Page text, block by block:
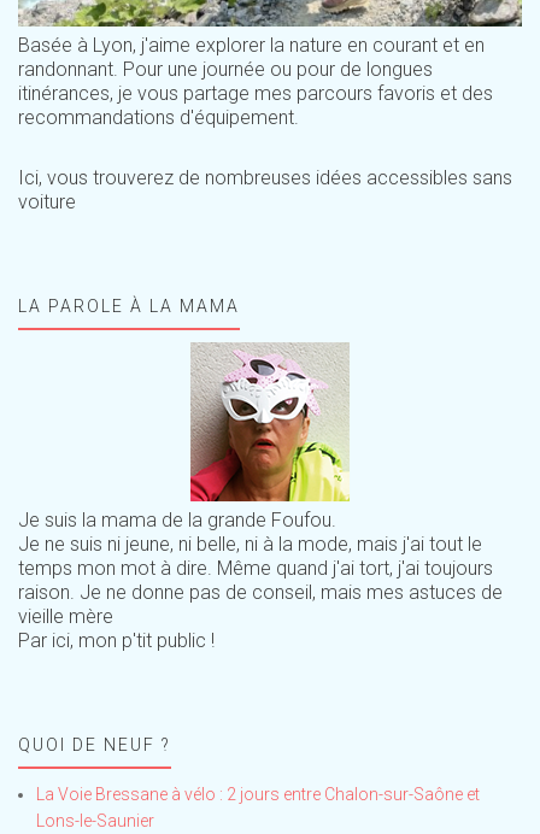
Basée à Lyon, j'aime explorer la nature en courant et en
randonnant. Pour une journée ou pour de longues
itinérances, je vous partage mes parcours favoris et des
recommandations d'équipement.
Ici, vous trouverez de nombreuses idées accessibles sans
voiture
LA PAROLE À LA MAMA
Je suis la mama de la grande Foufou.
Je ne suis ni jeune, ni belle, ni à la mode, mais j'ai tout le
temps mon mot à dire. Même quand j'ai tort, j'ai toujours
raison. Je ne donne pas de conseil, mais mes astuces de
vieille mère
Par ici, mon p'tit public !
QUOI DE NEUF ?
La Voie Bressane à vélo : 2 jours entre Chalon-sur-Saône et
Lons-le-Saunier